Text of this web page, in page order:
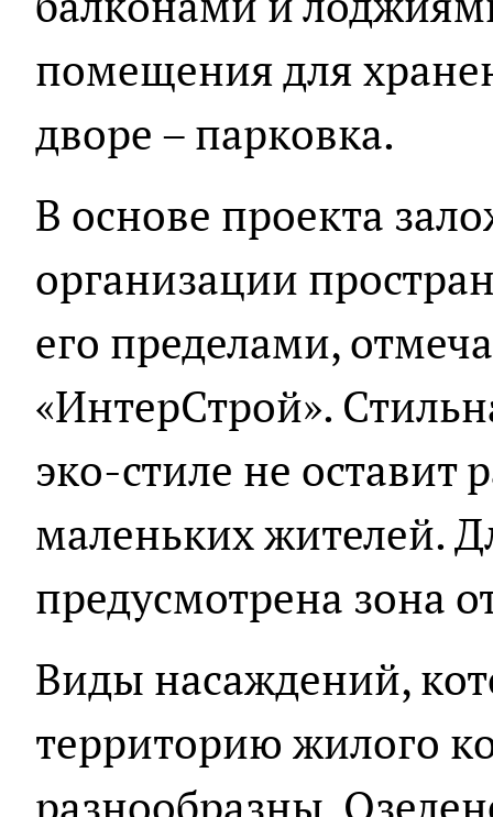
помещения для
дворе – парковка.
В основе проекта
организации
его пределами,
«ИнтерСтрой».
эко-стиле не
маленьких жителей.
предусмотрена зона
Виды насаждений,
территорию жилого